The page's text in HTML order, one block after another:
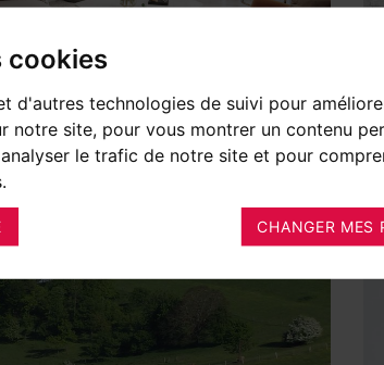
cookies
d'autres technologies de suivi pour
notre site, pour vous montrer un contenu
le trafic de notre site et pour
CHANGER MES
D'UN LOGEMENT
10